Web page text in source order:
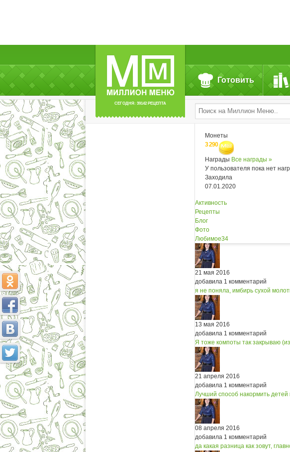
СЕГОДНЯ: 39142 РЕЦЕПТА
Готовить
Монеты
3 290
Награды Все награды »
У пользователя пока нет
Заходила
07.01.2020
Активность
Рецепты
Блог
Фото
Любимое34
21 мая 2016
добавила 1 комментарий
я не поняла, имбирь сухой
13 мая 2016
добавила 1 комментарий
Я тоже компоты так закрываю
21 апреля 2016
добавила 1 комментарий
Лучший способ накормить
08 апреля 2016
добавила 1 комментарий
да какая разница как зовут,